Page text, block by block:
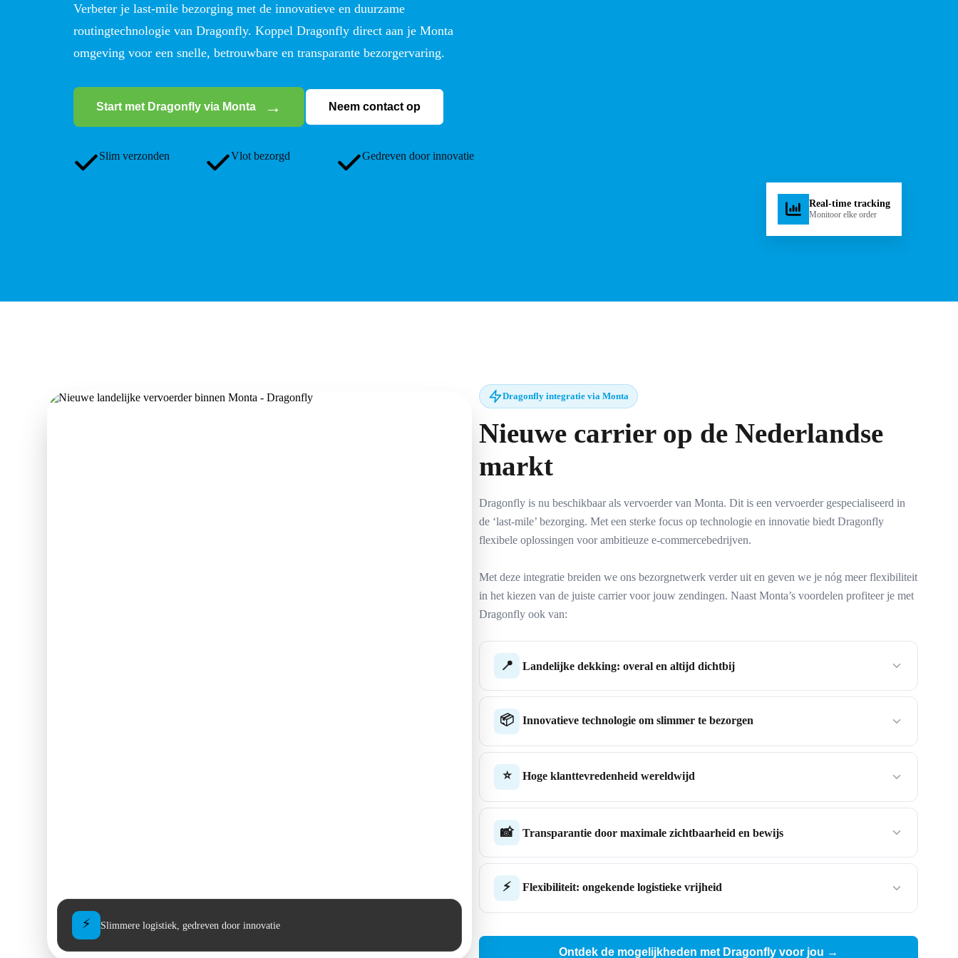
Verbeter je last-mile bezorging met de innovatieve en duurzame
routingtechnologie van Dragonfly. Koppel Dragonfly direct aan je Monta
omgeving voor een snelle, betrouwbare en transparante bezorgervaring.
Start met Dragonfly via Monta Neem contact op
Slim verzonden Vlot bezorgd Gedreven door innovatie
Real-time tracking
Monitoor elke order
⚡ Slimmere logistiek, gedreven door innovatie
Dragonfly integratie via Monta
Nieuwe carrier op de Nederlandse
markt
Dragonfly is nu beschikbaar als vervoerder van Monta. Dit is een vervoerder gespecialiseerd in
de ‘last-mile’ bezorging. Met een sterke focus op technologie en innovatie biedt Dragonfly
flexibele oplossingen voor ambitieuze e-commercebedrijven.
Met deze integratie breiden we ons bezorgnetwerk verder uit en geven we je nóg meer flexibiliteit
in het kiezen van de juiste carrier voor jouw zendingen. Naast Monta’s voordelen profiteer je met
Dragonfly ook van:
📍 Landelijke dekking: overal en altijd dichtbij
📦 Innovatieve technologie om slimmer te bezorgen
⭐ Hoge klanttevredenheid wereldwijd
📸 Transparantie door maximale zichtbaarheid en bewijs
⚡ Flexibiliteit: ongekende logistieke vrijheid
Ontdek de mogelijkheden met Dragonfly voor jou →